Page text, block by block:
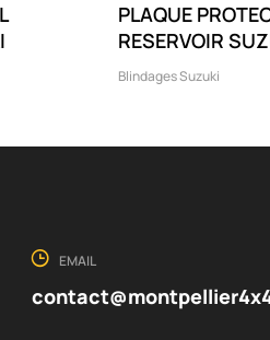
PLAQUE
RESERVOIR
Blindages Suzuki
EMAIL